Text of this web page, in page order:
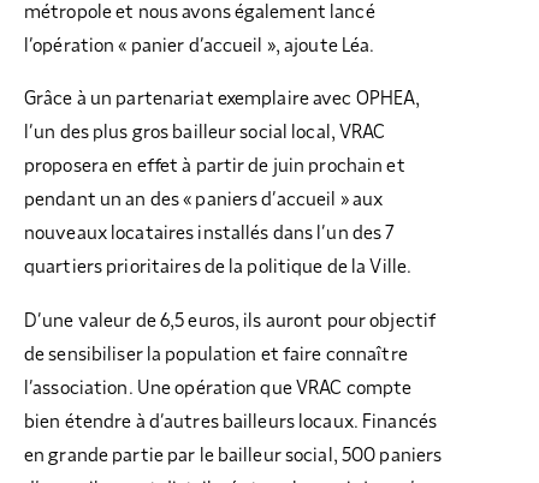
métropole et nous avons également lancé
l’opération « panier d’accueil », ajoute Léa.
Grâce à un partenariat exemplaire avec OPHEA,
l’un des plus gros bailleur social local, VRAC
proposera en effet à partir de juin prochain et
pendant un an des « paniers d’accueil » aux
nouveaux locataires installés dans l’un des 7
quartiers prioritaires de la politique de la Ville.
D’une valeur de 6,5 euros, ils auront pour objectif
de sensibiliser la population et faire connaître
l’association. Une opération que VRAC compte
bien étendre à d’autres bailleurs locaux. Financés
en grande partie par le bailleur social, 500 paniers